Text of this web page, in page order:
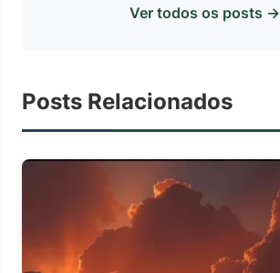
Ver todos os posts →
Posts Relacionados